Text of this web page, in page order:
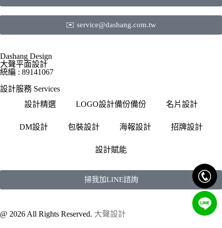
✉️ service@dashang.com.tw
Dashang Design
大聲平面設計
統編 : 89141067
設計服務 Services
設計精選
LOGO設計備份備份 名片設計
DM設計 包裝設計 海報設計 招牌設計
設計賦能
掃我加LINE諮詢
@ 2026 All Rights Reserved. 大聲設計